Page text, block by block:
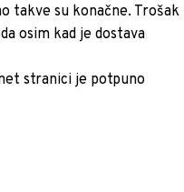
takve su konačne. Trošak
osim kad je dostava
stranici je potpuno